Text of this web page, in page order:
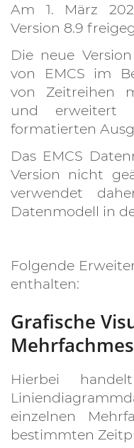
Am 1. März
Version 8.9
Die neue
von EMCS im
von Zeitreihen
und erweitert
formatierten
Das EMCS
Version nicht
verwendet
Datenmodell in
Folgende
enthalten:
Grafische
Hierbei
einzelnen
bestimmten